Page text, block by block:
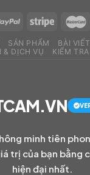
SẢN PHẨM BÀI VIẾT
& DỊCH VỤ
KIỂM
minh tiên
trị của bạn bằng
hiện đại nhất.